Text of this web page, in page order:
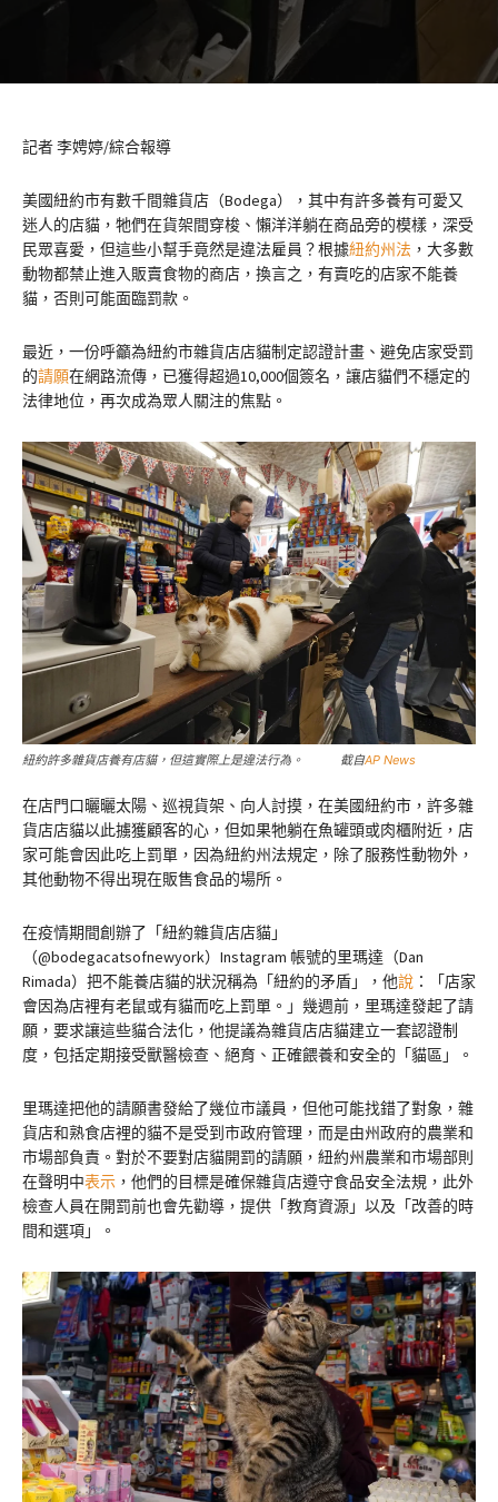
記者 李娉婷/綜合報導
美國紐約市有數千間雜貨店（Bodega），其中有許多養有可愛又
迷人的店貓，牠們在貨架間穿梭、懶洋洋躺在商品旁的模樣，深受
民眾喜愛，但這些小幫手竟然是違法雇員？根據紐約州法 ，大多數
動物都禁止進入販賣食物的商店，換言之，有賣吃的店家不能養
貓，否則可能面臨罰款。
最近，一份呼籲為紐約市雜貨店店貓制定認證計畫、避免店家受罰
的請願在網路流傳，已獲得超過10,000個簽名，讓店貓們不穩定的
法律地位，再次成為眾人關注的焦點。
紐約許多雜貨店養有店貓，但這實際上是違法行為。 截自AP News
在店門口曬曬太陽、巡視貨架、向人討摸，在美國紐約市，許多雜
貨店店貓以此擄獲顧客的心，但如果牠躺在魚罐頭或肉櫃附近，店
家可能會因此吃上罰單，因為紐約州法規定，除了服務性動物外，
其他動物不得出現在販售食品的場所。
在疫情期間創辦了「紐約雜貨店店貓」
（@bodegacatsofnewyork）Instagram 帳號的里瑪達（Dan
Rimada）把不能養店貓的狀況稱為「紐約的矛盾」，他說 ：「店家
會因為店裡有老鼠或有貓而吃上罰單。」幾週前，里瑪達發起了請
願，要求讓這些貓合法化，他提議為雜貨店店貓建立一套認證制
度，包括定期接受獸醫檢查、絕育、正確餵養和安全的「貓區」。
里瑪達把他的請願書發給了幾位市議員，但他可能找錯了對象，雜
貨店和熟食店裡的貓不是受到市政府管理，而是由州政府的農業和
市場部負責。對於不要對店貓開罰的請願，紐約州農業和市場部則
在聲明中表示 ，他們的目標是確保雜貨店遵守食品安全法規，此外
檢查人員在開罰前也會先勸導，提供「教育資源」以及「改善的時
間和選項」。